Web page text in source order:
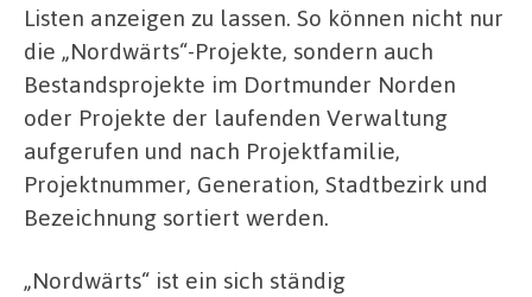
Listen anzeigen zu lassen. So können nicht nur
die „Nordwärts“-Projekte, sondern auch
Bestandsprojekte im Dortmunder Norden
oder Projekte der laufenden Verwaltung
aufgerufen und nach Projektfamilie,
Projektnummer, Generation, Stadtbezirk und
Bezeichnung sortiert werden.
„Nordwärts“ ist ein sich ständig